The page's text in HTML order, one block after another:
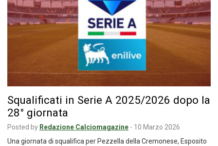
Squalificati in Serie A 2025/2026 dopo la
28° giornata
Posted by Redazione Calciomagazine - 10 Marzo 2026
Una giornata di squalifica per Pezzella della Cremonese, Esposito